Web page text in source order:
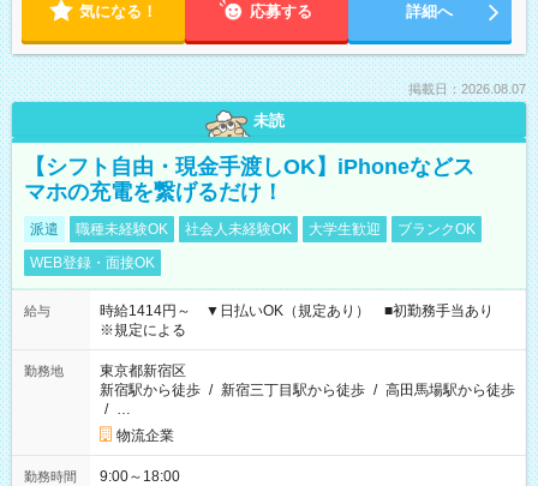
気になる！ 応募する 詳細へ
掲載日：2026.08.07
未読
【シフト自由・現金手渡しOK】iPhoneなどス
マホの充電を繋げるだけ！
派遣 職種未経験OK 社会人未経験OK 大学生歓迎
ブランクOK
WEB登録・面接OK
給与
時給1414円～ ▼日払いOK（規定あり） ■初勤務手当あり
※規定による
勤務地
東京都新宿区
新宿駅から徒歩 / 新宿三丁目駅から徒歩 / 高田馬場駅から徒歩
/ …
物流企業
勤務時間 9:00～18:00